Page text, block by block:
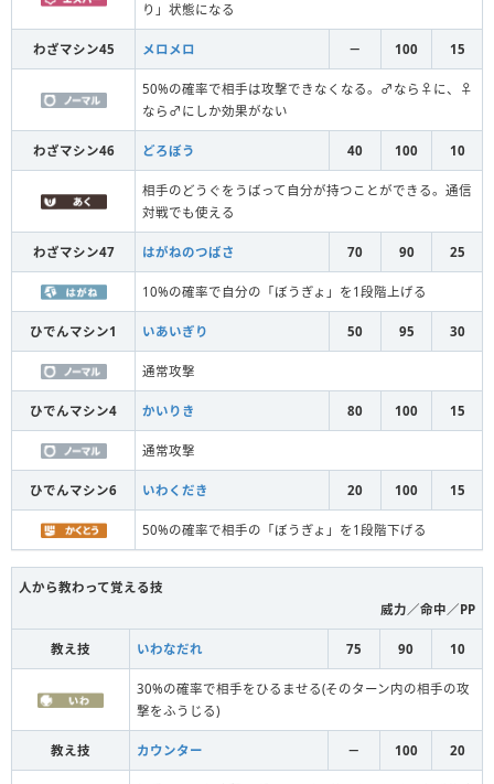
り」状態になる
わざマシン45 メロメロ － 100 15
50%の確率で相手は攻撃できなくなる。♂なら♀に、♀
なら♂にしか効果がない
わざマシン46 どろぼう 40 100 10
相手のどうぐをうばって自分が持つことができる。通信
対戦でも使える
わざマシン47 はがねのつばさ 70 90 25
10%の確率で自分の「ぼうぎょ」を1段階上げる
ひでんマシン1 いあいぎり 50 95 30
通常攻撃
ひでんマシン4 かいりき 80 100 15
通常攻撃
ひでんマシン6 いわくだき 20 100 15
50%の確率で相手の「ぼうぎょ」を1段階下げる
人から教わって覚える技
威力／命中／PP
教え技 いわなだれ 75 90 10
30%の確率で相手をひるませる(そのターン内の相手の攻
撃をふうじる)
教え技 カウンター － 100 20